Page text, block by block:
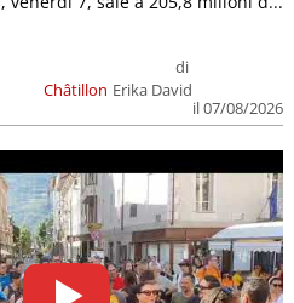
Châtillon
di
Erika David
il 07/08/2026